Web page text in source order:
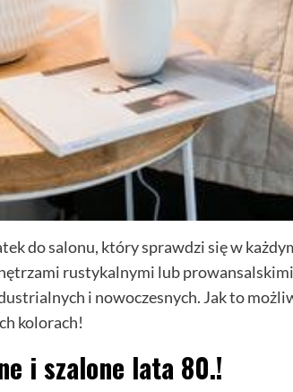
do salonu, który sprawdzi się w
rustykalnymi lub
i nowoczesnych. Jak to
kolorach!
i szalone lata 80.!